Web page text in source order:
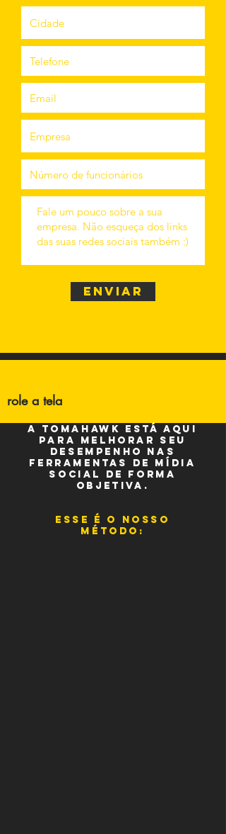
Enviar
role a tela
A Tomahawk está aqui
para melhorar seu
desempenho nas
ferramentas de mídia
social de forma
objetiva.
esse é o nosso
método: